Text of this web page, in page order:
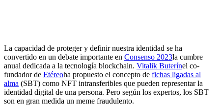
La capacidad de proteger y definir nuestra identidad se ha
convertido en un debate importante en Consenso 2023la cumbre
anual dedicada a la tecnología blockchain. Vitalik Buterínel co-
fundador de Etéreoha propuesto el concepto de fichas ligadas al
alma (SBT) como NFT intransferibles que pueden representar la
identidad digital de una persona. Pero según los expertos, los SBT
son en gran medida un meme fraudulento.